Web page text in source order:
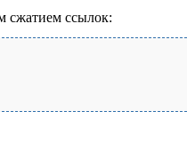
сжатием ссылок: